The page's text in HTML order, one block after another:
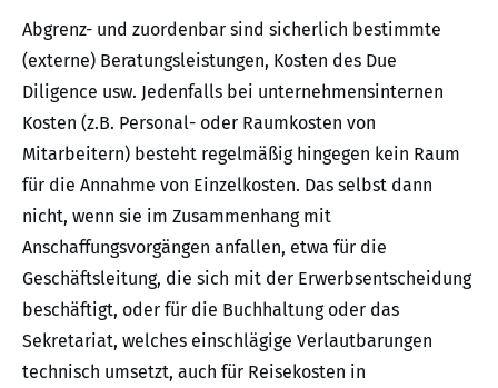
Abgrenz- und zuordenbar sind sicherlich bestimmte
(externe) Beratungsleistungen, Kosten des Due
Diligence usw. Jedenfalls bei unternehmensinternen
Kosten (z.B. Personal- oder Raumkosten von
Mitarbeitern) besteht regelmäßig hingegen kein Raum
für die Annahme von Einzelkosten. Das selbst dann
nicht, wenn sie im Zusammenhang mit
Anschaffungsvorgängen anfallen, etwa für die
Geschäftsleitung, die sich mit der Erwerbsentscheidung
beschäftigt, oder für die Buchhaltung oder das
Sekretariat, welches einschlägige Verlautbarungen
technisch umsetzt, auch für Reisekosten in